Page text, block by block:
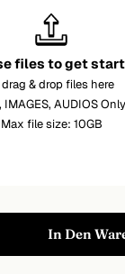
files to get
& drop files here
IMAGES, AUDIOS Only
Max file size: 10GB
Dreieck
In Den